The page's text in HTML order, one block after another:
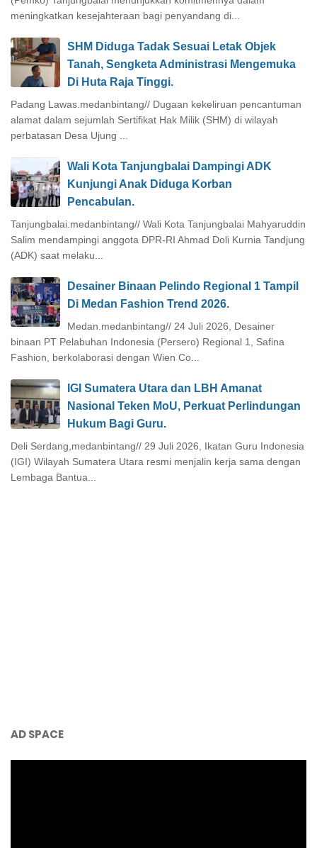
meningkatkan kesejahteraan bagi penyandang di...
SHM Diduga Tadak Sesuai Letak Objek
Tanah, Sengketa Administrasi Mengemuka
Di Huta Raja Tinggi.
Padang Lawas.medanbintang// Dugaan kekeliruan pencantuman
alamat dalam sejumlah Sertifikat Hak Milik (SHM) di wilayah
perbatasan Desa Ujung ...
Wali Kota Tanjungbalai Dampingi ADK
Kunjungi Anak Diduga Korban
Pencabulan.
Tanjungbalai.medanbintang// Wali Kota Tanjungbalai Mahyaruddin
Salim mendampingi anggota DPR-RI Ahmad Doli Kurnia Tandjung
(ADK) saat melaku...
Desainer Binaan Pelindo Regional 1 Tampil
Di Medan Fashion Trend 2026.
Medan.medanbintang// 24 Juli 2026, Desainer
binaan PT Pelabuhan Indonesia (Persero) Regional 1, Safina
Fashion, berkolaborasi dengan Wien Co...
IGI Sumatera Utara dan LBH Amanat
Nasional Teken MoU, Perkuat Perlindungan
Hukum Bagi Guru.
Deli Serdang,medanbintang// 29 Juli 2026, Ikatan Guru Indonesia
(IGI) Wilayah Sumatera Utara resmi menjalin kerja sama dengan
Lembaga Bantua...
AD SPACE